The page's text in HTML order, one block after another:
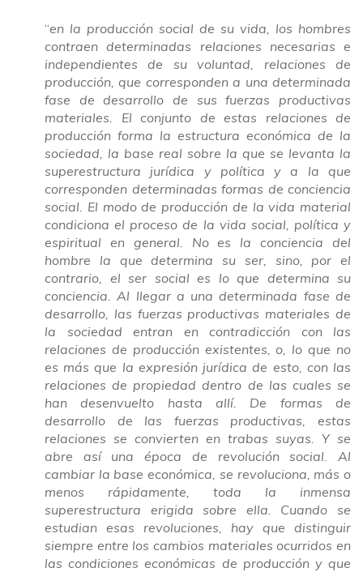
“en la producción social de su vida, los hombres
contraen determinadas relaciones necesarias e
independientes de su voluntad, relaciones de
producción, que corresponden a una determinada
fase de desarrollo de sus fuerzas productivas
materiales. El conjunto de estas relaciones de
producción forma la estructura económica de la
sociedad, la base real sobre la que se levanta la
superestructura jurídica y política y a la que
corresponden determinadas formas de conciencia
social. El modo de producción de la vida material
condiciona el proceso de la vida social, política y
espiritual en general. No es la conciencia del
hombre la que determina su ser, sino, por el
contrario, el ser social es lo que determina su
conciencia. Al llegar a una determinada fase de
desarrollo, las fuerzas productivas materiales de
la sociedad entran en contradicción con las
relaciones de producción existentes, o, lo que no
es más que la expresión jurídica de esto, con las
relaciones de propiedad dentro de las cuales se
han desenvuelto hasta allí. De formas de
desarrollo de las fuerzas productivas, estas
relaciones se convierten en trabas suyas. Y se
abre así una época de revolución social. Al
cambiar la base económica, se revoluciona, más o
menos rápidamente, toda la inmensa
superestructura erigida sobre ella. Cuando se
estudian esas revoluciones, hay que distinguir
siempre entre los cambios materiales ocurridos en
las condiciones económicas de producción y que